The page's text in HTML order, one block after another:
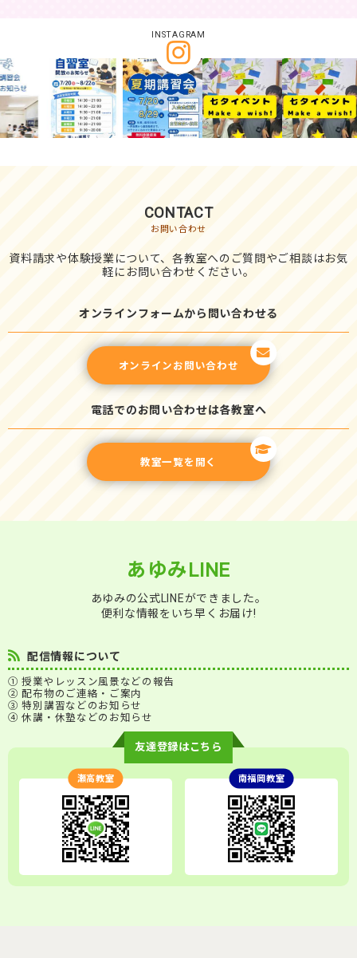
INSTAGRAM
CONTACT
お問い合わせ
資料請求や体験授業について、各教室へのご質問やご相談はお気
軽にお問い合わせください。
オンラインフォームから問い合わせる
オンラインお問い合わせ
電話でのお問い合わせは各教室へ
教室一覧を開く
あゆみLINE
あゆみの公式LINEができました。
便利な情報をいち早くお届け!
配信情報について
① 授業やレッスン風景などの報告
② 配布物のご連絡・ご案内
③ 特別講習などのお知らせ
④ 休講・休塾などのお知らせ
友達登録はこちら
瀬高教室 南福岡教室